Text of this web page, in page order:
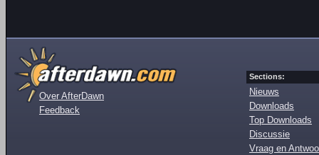
Over AfterDawn
Feedback
Sections:
Nieuws
Downloads
Top Downloads
Discussie
Vraag en